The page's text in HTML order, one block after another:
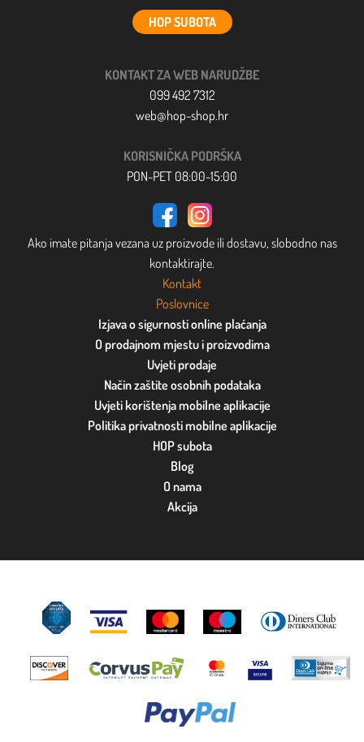
HOP SUBOTA
KONTAKT ZA WEB NARUDŽBE
099 492 7312
web@hop-shop.hr
KORISNIČKA PODRŠKA
PON-PET 08:00-15:00
Ako imate pitanja vezana uz proizvode ili dostavu, slobodno nas
kontaktirajte.
Kontakt
Poslovnice
Izjava o sigurnosti online plaćanja
O prodajnom mjestu i proizvodima
Uvjeti prodaje
Način zaštite osobnih podataka
Uvjeti korištenja mobilne aplikacije
Politika privatnosti mobilne aplikacije
HOP subota
Blog
O nama
Akcija